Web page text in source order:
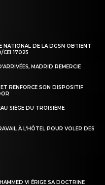
NATIONAL DE LA DGSN OBTIENT
CEI 17025
MADRID REMERCIE
RENFORCE SON DISPOSITIF
SIÈGE DU TROISIÈME
À L’HÔTEL POUR VOLER DES
VI ÉRIGE SA DOCTRINE